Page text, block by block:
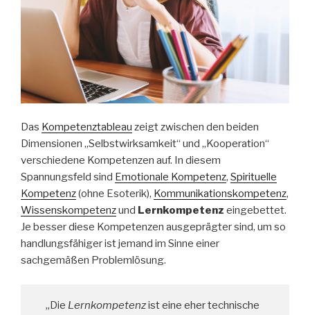
Das Kompetenztableau zeigt zwischen den beiden
Dimensionen „Selbstwirksamkeit“ und „Kooperation“
verschiedene Kompetenzen auf. In diesem
Spannungsfeld sind Emotionale Kompetenz, Spirituelle
Kompetenz(ohne Esoterik), Kommunikationskompetenz,
Wissenskompetenzund Lernkompetenz eingebettet.
Je besser diese Kompetenzen ausgeprägter sind, um so
handlungsfähiger ist jemand im Sinne einer
sachgemäßen Problemlösung.
„Die Lernkompetenzist eine eher technische